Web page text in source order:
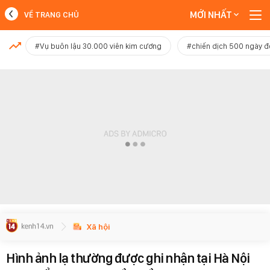
MỚI NHẤT
VỀ TRANG CHỦ MỚI NHẤT
#Vụ buôn lậu 30.000 viên kim cương #chiến dịch 500 ngày
Xã hội
Hình ảnh lạ thường được ghi nhận tại Hà Nội